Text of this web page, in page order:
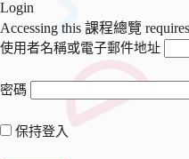
Login
Accessing this 課程總覽
使用者名稱或電子郵件地址
密碼
保持登入